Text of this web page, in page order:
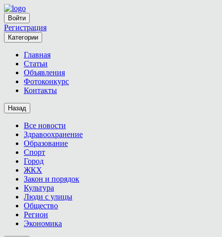
Войти
Регистрация
Категории
Главная
Статьи
Объявления
Фотоконкурс
Контакты
Назад
Все новости
Здравоохранение
Образование
Спорт
Город
ЖКХ
Закон и порядок
Культура
Люди с улицы
Общество
Регион
Экономика